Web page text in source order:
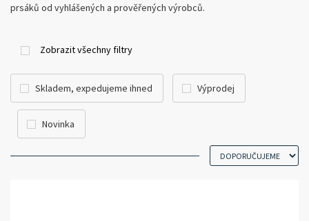
prsáků od vyhlášených a prověřených výrobců.
Zobrazit všechny filtry
Skladem, expedujeme ihned Výprodej
Novinka